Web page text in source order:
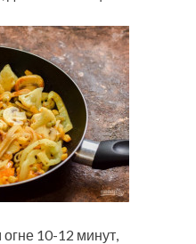
10-12 минут,